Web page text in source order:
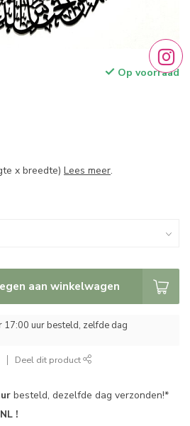
Op voorraad
x breedte) Lees meer.
aan winkelwagen
17:00 uur besteld, zelfde dag
Deel dit product
besteld, dezelfde dag verzonden!*
!